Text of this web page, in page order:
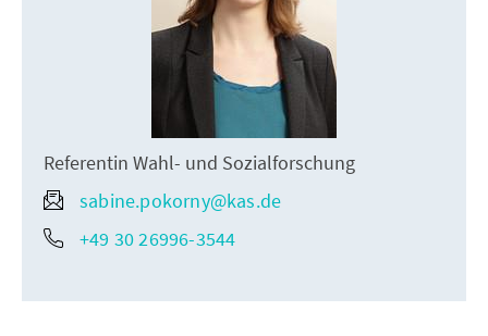
Referentin Wahl- und Sozialforschung
sabine.pokorny@kas.de
+49 30 26996-3544